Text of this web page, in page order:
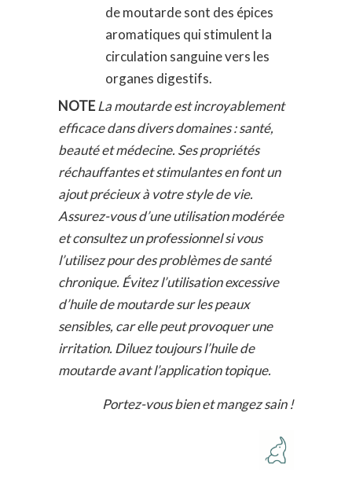
de moutarde sont des épices
aromatiques qui stimulent la
circulation sanguine vers les
organes digestifs.
NOTELa moutarde est incroyablement
efficace dans divers domaines : santé,
beauté et médecine. Ses propriétés
réchauffantes et stimulantes en font un
ajout précieux à votre style de vie.
Assurez-vous d’une utilisation modérée
et consultez un professionnel si vous
l’utilisez pour des problèmes de santé
chronique. Évitez l’utilisation excessive
d’huile de moutarde sur les peaux
sensibles, car elle peut provoquer une
irritation. Diluez toujours l’huile de
moutarde avant l’application topique.
Portez-vous bien et mangez sain !